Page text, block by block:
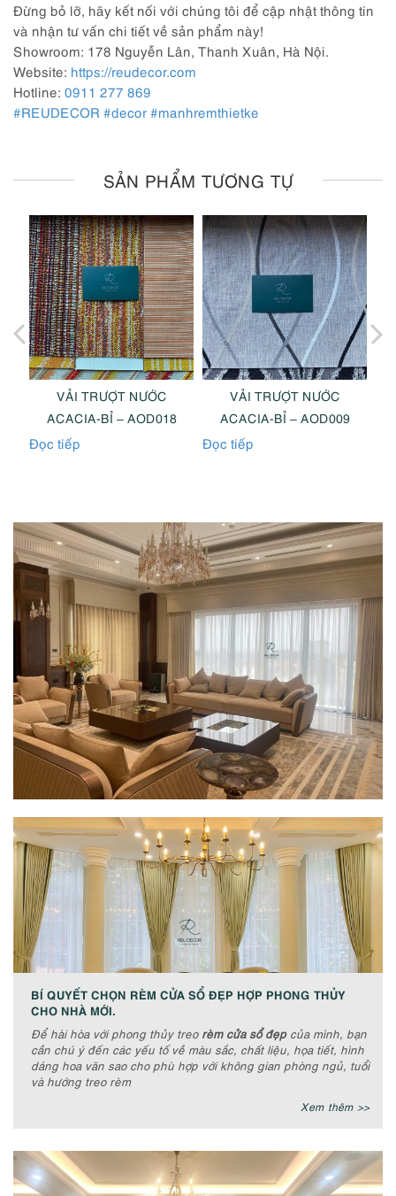
Đừng bỏ lỡ, hãy kết nối với chúng tôi để cập nhật thông tin
và nhận tư vấn chi tiết về sản phẩm này!
Showroom: 178 Nguyễn Lân, Thanh Xuân, Hà Nội.
Website: https://reudecor.com
Hotline: 0911 277 869
#REUDECOR #decor #manhremthietke
SẢN PHẨM TƯƠNG TỰ
VẢI TRƯỢT NƯỚC
ACACIA-BỈ – AOD018
Đọc tiếp
VẢI TRƯỢT NƯỚC
ACACIA-BỈ – AOD009
Đọc tiếp
BÍ QUYẾT CHỌN RÈM CỬA SỔ ĐẸP HỢP PHONG THỦY
CHO NHÀ MỚI.
Để hài hòa với phong thủy treo rèm cửa sổ đẹpcủa mình, bạn
cần chú ý đến các yếu tố về màu sắc, chất liệu, họa tiết, hình
dáng hoa văn sao cho phù hợp với không gian phòng ngủ, tuổi
và hướng treo rèm
Xem thêm >>